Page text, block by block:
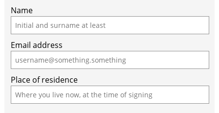
Name
Email address
Place of residence